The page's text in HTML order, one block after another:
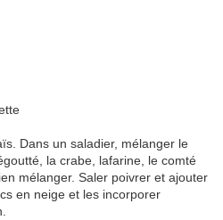
Dans un saladier, mélanger le
la crabe, lafarine, le comté
mélanger. Saler poivrer et ajouter
en neige et les incorporer